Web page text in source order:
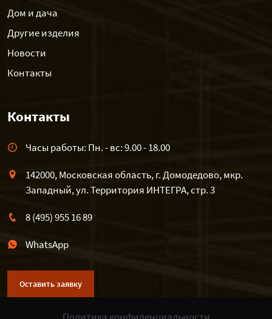
Дом и дача
Другие изделия
Новости
Контакты
Контакты
Часы работы: Пн. - вс: 9.00 - 18.00
142000, Московская область, г. Домодедово, мкр.
Западный, ул. Территория ИНТЕГРА, стр. 3
8 (495) 955 16 89
WhatsApp
Оставить заявку